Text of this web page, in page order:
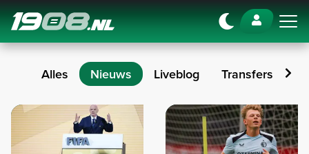
Navigation
Alles Nieuws Liveblog Transfers
Nieuws